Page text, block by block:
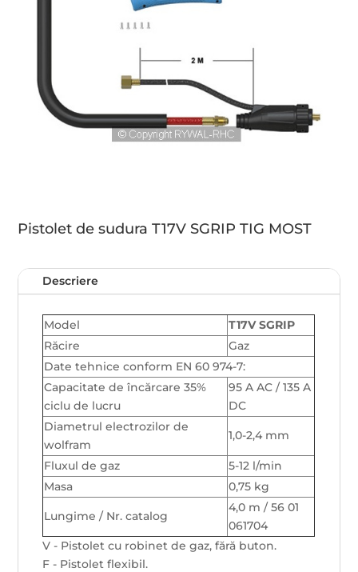
Pistolet de sudura T17V SGRIP TIG MOST
Descriere
Model
T17V SGRIP
Răcire
Gaz
Date tehnice conform EN 60 974-7:
Capacitate de încărcare 35%
ciclu de lucru
95 A AC / 135 A
DC
Diametrul electrozilor de
wolfram
1,0-2,4 mm
Fluxul de gaz
5-12 l/min
Masa
0,75 kg
Lungime / Nr. catalog
4,0 m / 56 01
061704
V - Pistolet cu robinet de gaz, fără buton.
F - Pistolet flexibil.